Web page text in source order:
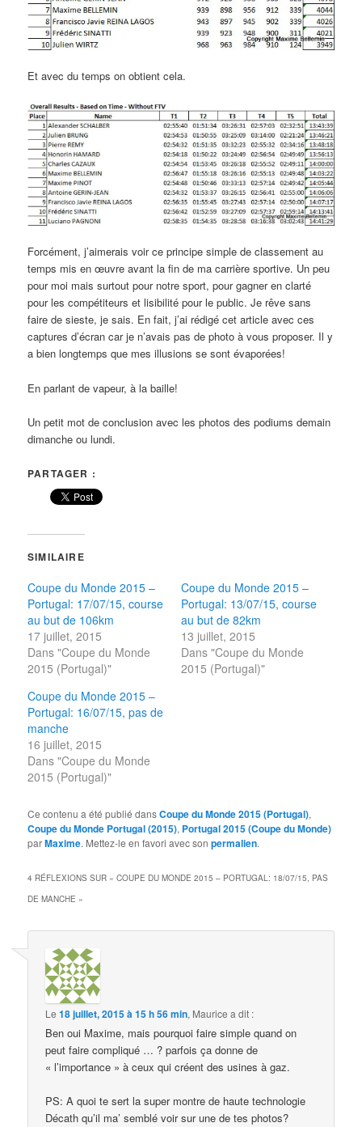
Et avec du temps on obtient cela.
Forcément, j’aimerais voir ce principe simple de classement au
temps mis en œuvre avant la fin de ma carrière sportive. Un peu
pour moi mais surtout pour notre sport, pour gagner en clarté
pour les compétiteurs et lisibilité pour le public. Je rêve sans
faire de sieste, je sais. En fait, j’ai rédigé cet article avec ces
captures d’écran car je n’avais pas de photo à vous proposer. Il y
a bien longtemps que mes illusions se sont évaporées!
En parlant de vapeur, à la baille!
Un petit mot de conclusion avec les photos des podiums demain
dimanche ou lundi.
PARTAGER :
SIMILAIRE
Coupe du Monde 2015 –
Portugal: 17/07/15, course
au but de 106km
17 juillet, 2015
Dans "Coupe du Monde
2015 (Portugal)"
Coupe du Monde 2015 –
Portugal: 13/07/15, course
au but de 82km
13 juillet, 2015
Dans "Coupe du Monde
2015 (Portugal)"
Coupe du Monde 2015 –
Portugal: 16/07/15, pas de
manche
16 juillet, 2015
Dans "Coupe du Monde
2015 (Portugal)"
Ce contenu a été publié dansCoupe du Monde 2015 (Portugal),
Coupe du Monde Portugal (2015), Portugal 2015 (Coupe du Monde)
parMaxime. Mettez-le en favori avec sonpermalien.
4 RÉFLEXIONS SUR «COUPE DU MONDE 2015 – PORTUGAL: 18/07/15, PAS
DE MANCHE »
Le18 juillet, 2015 à 15 h 56 min, Maurice a dit :
Ben oui Maxime, mais pourquoi faire simple quand on
peut faire compliqué … ? parfois ça donne de
« l’importance » à ceux qui créent des usines à gaz.
PS: A quoi te sert la super montre de haute technologie
Décath qu’il ma’ semblé voir sur une de tes photos?